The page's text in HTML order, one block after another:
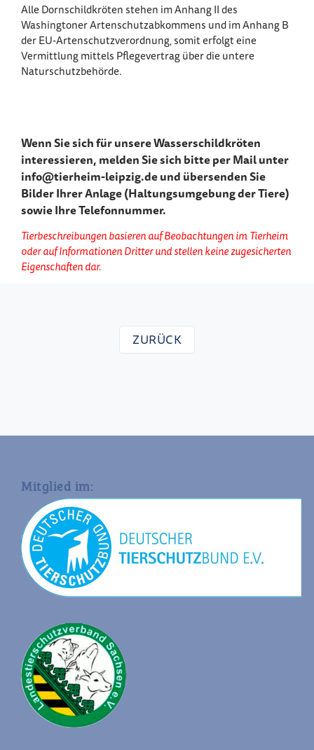
Alle Dornschildkröten stehen im Anhang II des
Washingtoner Artenschutzabkommens und im Anhang B
der EU-Artenschutzverordnung, somit erfolgt eine
Vermittlung mittels Pflegevertrag über die untere
Naturschutzbehörde.
Wenn Sie sich für unsere Wasserschildkröten
interessieren, melden Sie sich bitte per Mail unter
info@tierheim-leipzig.de und übersenden Sie
Bilder Ihrer Anlage (Haltungsumgebung der Tiere)
sowie Ihre Telefonnummer.
Tierbeschreibungen basieren auf Beobachtungen im Tierheim
oder auf Informationen Dritter und stellen keine zugesicherten
Eigenschaften dar.
ZURÜCK
Mitglied im: